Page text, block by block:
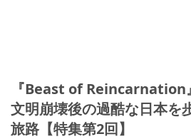
『Beast of Reincarnation
文明崩壊後の過酷な日本を
旅路【特集第2回】